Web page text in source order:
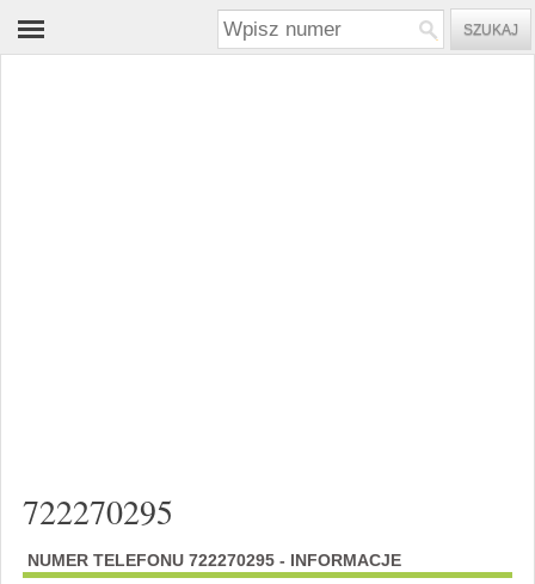
722270295
NUMER TELEFONU 722270295 - INFORMACJE